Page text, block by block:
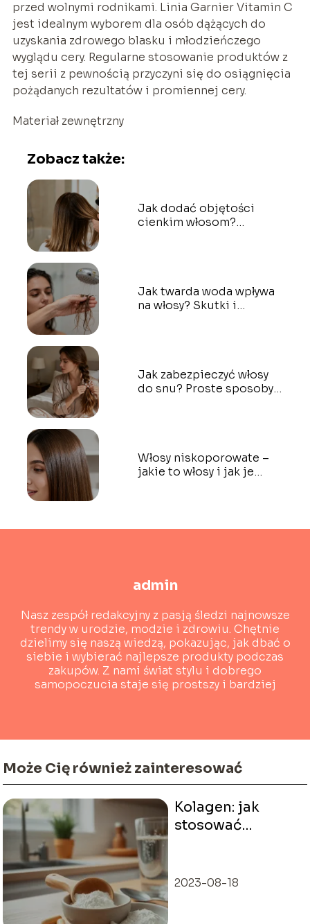
przed wolnymi rodnikami. Linia Garnier Vitamin C
jest idealnym wyborem dla osób dążących do
uzyskania zdrowego blasku i młodzieńczego
wyglądu cery. Regularne stosowanie produktów z
tej serii z pewnością przyczyni się do osiągnięcia
pożądanych rezultatów i promiennej cery.
Materiał zewnętrzny
Zobacz także:
Jak dodać objętości
cienkim włosom?
Jak twarda woda wpływa
na włosy? Skutki i
Jak zabezpieczyć włosy
do snu? Proste sposoby
Włosy niskoporowate –
jakie to włosy i jak je
admin
Nasz zespół redakcyjny z pasją śledzi najnowsze
trendy w urodzie, modzie i zdrowiu. Chętnie
dzielimy się naszą wiedzą, pokazując, jak dbać o
siebie i wybierać najlepsze produkty podczas
zakupów. Z nami świat stylu i dobrego
samopoczucia staje się prostszy i bardziej
Może Cię również zainteresować
Kolagen: jak
stosować
2023-08-18